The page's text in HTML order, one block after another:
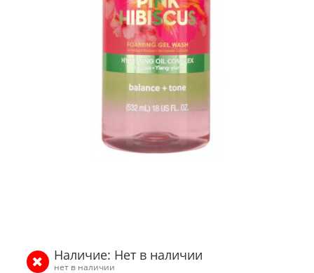
Наличие: Нет в наличии
нет в наличии